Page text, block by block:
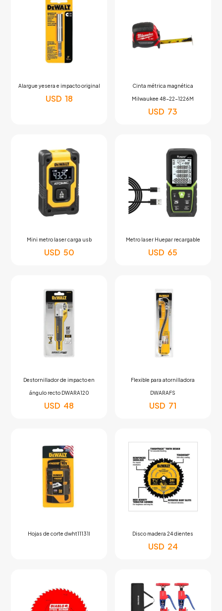
Alargue yesera e impacto original
USD 18
Cinta métrica magnética
Milwaukee 48-22-1226M
USD 73
Mini metro laser carga usb
USD 50
Metro laser Huepar recargable
USD 65
Destornillador de impacto en
ángulo recto DWARA120
USD 48
Flexible para atornilladora
DWARAFS
USD 71
Hojas de corte dwht11131l Disco madera 24 dientes
USD 24